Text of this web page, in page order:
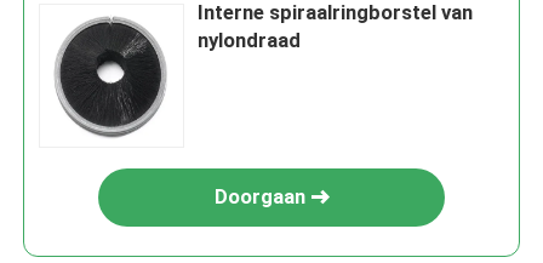
Interne spiraalringborstel van
nylondraad
Doorgaan